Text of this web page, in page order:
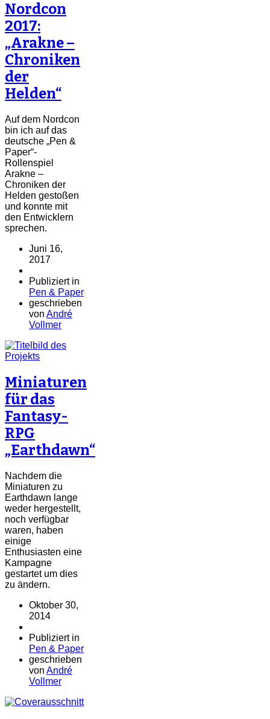
Nordcon
2017:
„Arakne –
Chroniken
der
Helden“
Auf dem Nordcon
bin ich auf das
deutsche „Pen &
Paper“-
Rollenspiel
Arakne –
Chroniken der
Helden gestoßen
und konnte mit
den Entwicklern
sprechen.
Juni 16,
2017
Publiziert in
Pen & Paper
geschrieben
von André
Vollmer
Miniaturen
für das
Fantasy-
RPG
„Earthdawn“
Nachdem die
Miniaturen zu
Earthdawn lange
weder hergestellt,
noch verfügbar
waren, haben
einige
Enthusiasten eine
Kampagne
gestartet um dies
zu ändern.
Oktober 30,
2014
Publiziert in
Pen & Paper
geschrieben
von André
Vollmer